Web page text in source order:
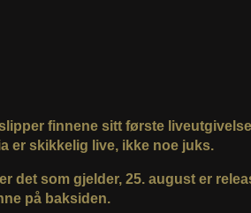
finnene sitt første
er skikkelig live, ikke noe juks.
det som gjelder, 25. august er
på baksiden.